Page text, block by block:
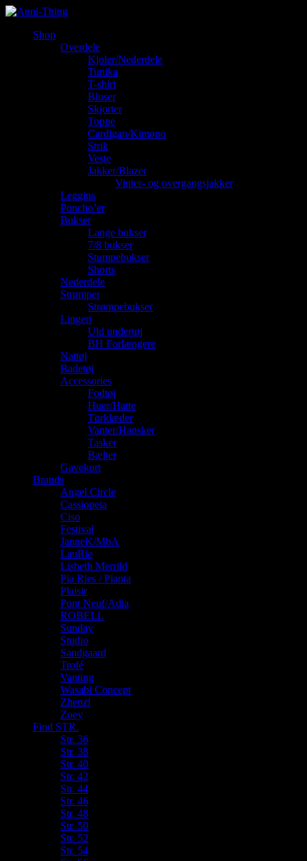
Shop
Overdele
Kjoler/Nederdele
Tunika
T-shirt
Bluser
Skjorter
Toppe
Cardigan/Kimono
Strik
Veste
Jakker/Blazer
Vinter- og overgangsjakker
Leggins
Poncho’er
Bukser
Lange bukser
7/8 bukser
Stumpebukser
Shorts
Nederdele
Strømper
Strømpebukser
Lingeri
Uld undertøj
BH Forlængere
Nattøj
Badetøj
Accessories
Fodtøj
Huer/Hatte
Tørklæder
Vanter/Hansker
Tasker
Bælter
Gavekort
Brands
Angel Circle
Cassiopeia
Ciso
Festival
JanneK/MbA
LauRie
Lisbeth Merrild
Pia Ries / Pianta
Plaisir
Pont Neuf/Adia
ROBELL
Sunday
Studio
Sandgaard
Trofé
Vanting
Wasabi Concept
Zhenzi
Zoey
Find STR.
Str. 36
Str. 38
Str. 40
Str. 42
Str. 44
Str. 46
Str. 48
Str. 50
Str. 52
Str. 54